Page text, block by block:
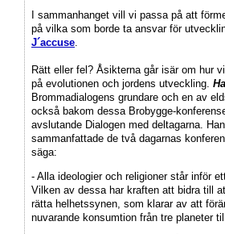
I sammanhanget vill vi passa på att
på vilka som borde ta ansvar för
J´accuse
Rätt eller fel? Åsikterna går isär om hur
på evolutionen och jordens utveckling.
Brommadialogens grundare och en av
också bakom dessa Brobygge-
avslutande Dialogen med deltagarna. Han
sammanfattade de två dagarnas
säga:
- Alla ideologier och religioner står inför
Vilken av dessa har kraften att bidra till
rätta helhetssynen, som klarar av att
nuvarande konsumtion från tre planeter